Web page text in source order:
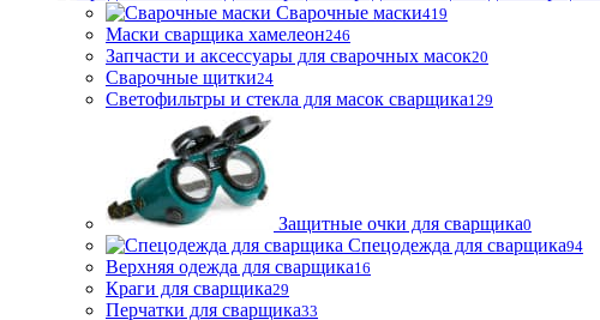
Сварочные маски419
Маски сварщика хамелеон246
Запчасти и аксессуары для сварочных масок20
Сварочные щитки24
Светофильтры и стекла для масок сварщика129
Защитные очки для сварщика0
Спецодежда для сварщика94
Верхняя одежда для сварщика16
Краги для сварщика29
Перчатки для сварщика33